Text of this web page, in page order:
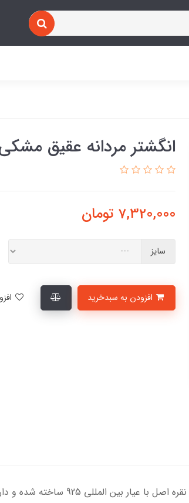
انگشتر مردانه عقیق مشکی کد
7,320,000 تومان
سایز
انگشتر نقره مردانه با سنگ عقیق مشکی